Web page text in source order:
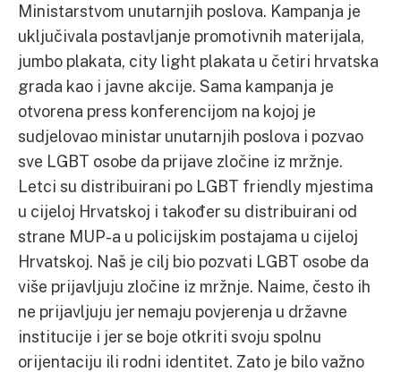
Ministarstvom unutarnjih poslova. Kampanja je
uključivala postavljanje promotivnih materijala,
jumbo plakata, city light plakata u četiri hrvatska
grada kao i javne akcije. Sama kampanja je
otvorena press konferencijom na kojoj je
sudjelovao ministar unutarnjih poslova i pozvao
sve LGBT osobe da prijave zločine iz mržnje.
Letci su distribuirani po LGBT friendly mjestima
u cijeloj Hrvatskoj i također su distribuirani od
strane MUP-a u policijskim postajama u cijeloj
Hrvatskoj. Naš je cilj bio pozvati LGBT osobe da
više prijavljuju zločine iz mržnje. Naime, često ih
ne prijavljuju jer nemaju povjerenja u državne
institucije i jer se boje otkriti svoju spolnu
orijentaciju ili rodni identitet. Zato je bilo važno